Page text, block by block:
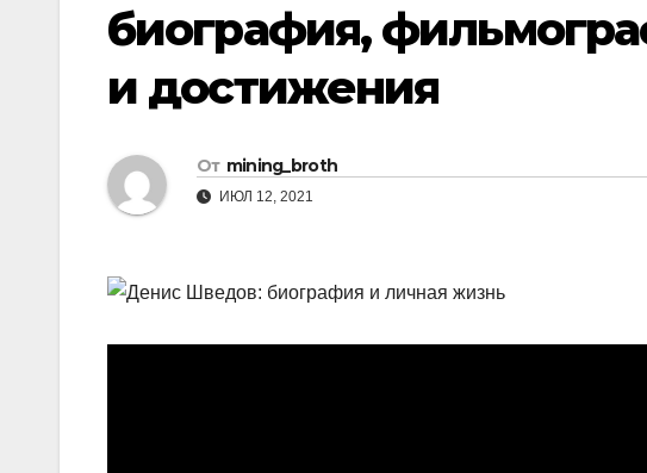
биография,
и достижения
От mining_broth
ИЮЛ 12, 2021